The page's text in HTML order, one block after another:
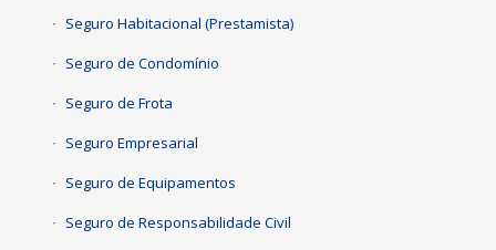
Seguro Habitacional (Prestamista)
Seguro de Condomínio
Seguro de Frota
Seguro Empresarial
Seguro de Equipamentos
Seguro de Responsabilidade Civil